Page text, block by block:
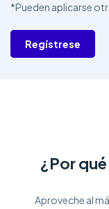
*Pueden aplicarse
Regístrese
¿Por
Aproveche al